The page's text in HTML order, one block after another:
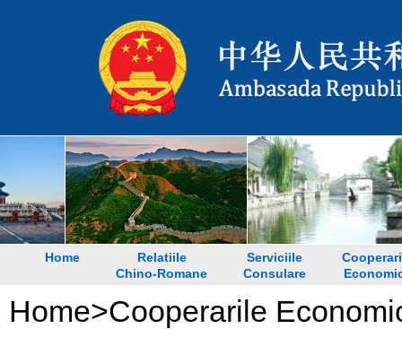
Home
Relatiile
Chino-Romane
Serviciile
Consulare
Home>Cooperarile